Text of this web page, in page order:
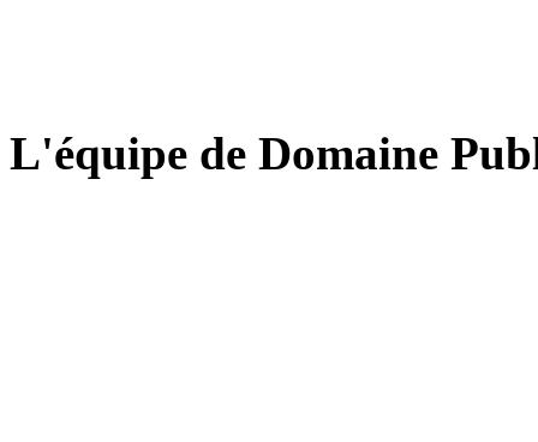
L'équipe de Domaine